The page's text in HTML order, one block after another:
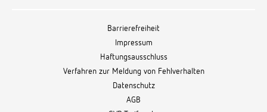
Barrierefreiheit
Impressum
Haftungsausschluss
Verfahren zur Meldung von Fehlverhalten
Datenschutz
AGB